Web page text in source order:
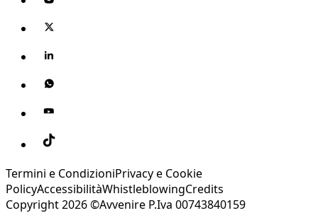
Termini e CondizioniPrivacy e Cookie
PolicyAccessibilitàWhistleblowingCredits
Copyright 2026 ©Avvenire P.Iva 00743840159